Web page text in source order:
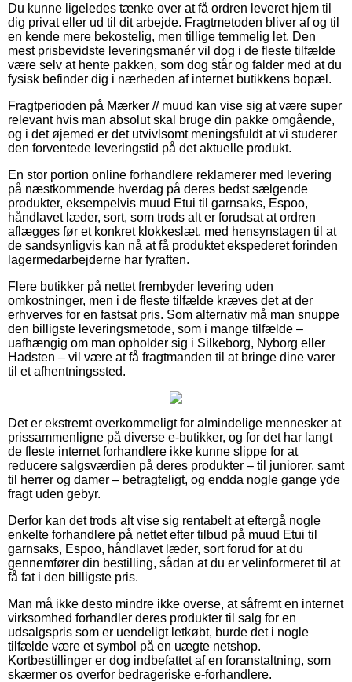
Du kunne ligeledes tænke over at få ordren leveret hjem til
dig privat eller ud til dit arbejde. Fragtmetoden bliver af og til
en kende mere bekostelig, men tillige temmelig let. Den
mest prisbevidste leveringsmanér vil dog i de fleste tilfælde
være selv at hente pakken, som dog står og falder med at du
fysisk befinder dig i nærheden af internet butikkens bopæl.
Fragtperioden på Mærker // muud kan vise sig at være super
relevant hvis man absolut skal bruge din pakke omgående,
og i det øjemed er det utvivlsomt meningsfuldt at vi studerer
den forventede leveringstid på det aktuelle produkt.
En stor portion online forhandlere reklamerer med levering
på næstkommende hverdag på deres bedst sælgende
produkter, eksempelvis muud Etui til garnsaks, Espoo,
håndlavet læder, sort, som trods alt er forudsat at ordren
aflægges før et konkret klokkeslæt, med hensynstagen til at
de sandsynligvis kan nå at få produktet ekspederet forinden
lagermedarbejderne har fyraften.
Flere butikker på nettet frembyder levering uden
omkostninger, men i de fleste tilfælde kræves det at der
erhverves for en fastsat pris. Som alternativ må man snuppe
den billigste leveringsmetode, som i mange tilfælde –
uafhængig om man opholder sig i Silkeborg, Nyborg eller
Hadsten – vil være at få fragtmanden til at bringe dine varer
til et afhentningssted.
Det er ekstremt overkommeligt for almindelige mennesker at
prissammenligne på diverse e-butikker, og for det har langt
de fleste internet forhandlere ikke kunne slippe for at
reducere salgsværdien på deres produkter – til juniorer, samt
til herrer og damer – betragteligt, og endda nogle gange yde
fragt uden gebyr.
Derfor kan det trods alt vise sig rentabelt at eftergå nogle
enkelte forhandlere på nettet efter tilbud på muud Etui til
garnsaks, Espoo, håndlavet læder, sort forud for at du
gennemfører din bestilling, sådan at du er velinformeret til at
få fat i den billigste pris.
Man må ikke desto mindre ikke overse, at såfremt en internet
virksomhed forhandler deres produkter til salg for en
udsalgspris som er uendeligt letkøbt, burde det i nogle
tilfælde være et symbol på en uægte netshop.
Kortbestillinger er dog indbefattet af en foranstaltning, som
skærmer os overfor bedrageriske e-forhandlere.